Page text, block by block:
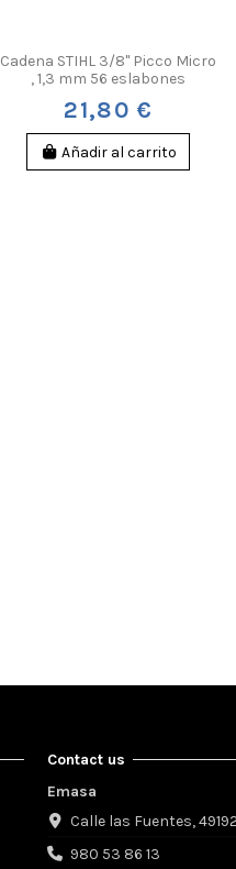
Cadena STIHL 3/8" Picco Micro
, 1,3 mm 56 eslabones
21,80 €
Añadir al carrito
Contact us
Emasa
Calle las Fuentes,
980 53 86 13